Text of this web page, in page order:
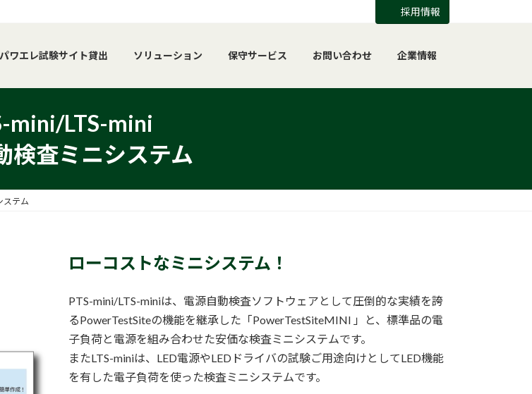
採用情報
パワエレ試験サイト貸出 ソリューション 保守サービス お問い合わせ 企業情報
mini/LTS-mini
検査ミニシステム
ステム
ローコストなミニシステム！
PTS-mini/LTS-miniは、電源自動検査ソフトウェアとして圧倒的な実績を誇
るPowerTestSiteの機能を継承した「PowerTestSiteMINI 」と、標準品の電
子負荷と電源を組み合わせた安価な検査ミニシステムです。
またLTS-miniは、LED電源やLEDドライバの試験ご用途向けとしてLED機能
を有した電子負荷を使った検査ミニシステムです。